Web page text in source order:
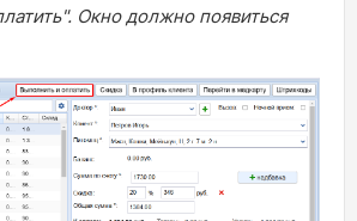
Окно должно появиться